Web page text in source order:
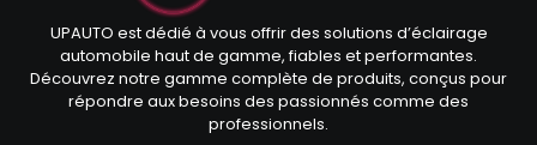
UPAUTO est dédié à vous offrir des solutions d’éclairage
automobile haut de gamme, fiables et performantes.
Découvrez notre gamme complète de produits, conçus pour
répondre aux besoins des passionnés comme des
professionnels.